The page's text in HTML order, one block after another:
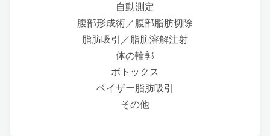
自動測定
腹部形成術／腹部脂肪切除
脂肪吸引／脂肪溶解注射
体の輪郭
ボトックス
ベイザー脂肪吸引
その他